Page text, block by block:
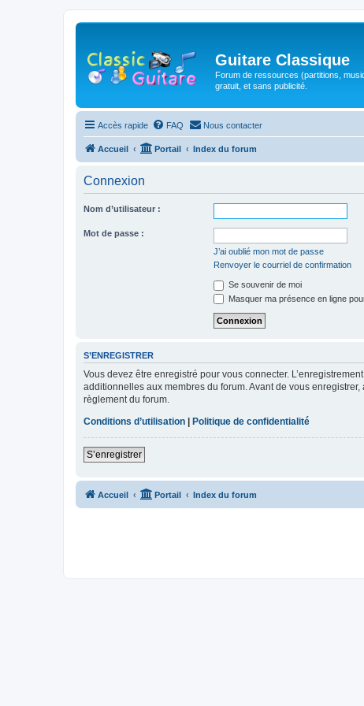
Guitare Classique
Forum de ressources (partitions,
gratuit, et sans publicité.
Accès rapide FAQ Nous contacter
Accueil Portail Index du forum
Connexion
Nom d’utilisateur :
Mot de passe :
J’ai oublié mon mot de passe
Renvoyer le courriel de confirmation
Se souvenir de moi
Masquer ma présence en ligne
S’ENREGISTRER
Vous devez être enregistré pour vous connecter.
additionnelles aux membres du forum. Avant de vous
règlement du forum.
Conditions d’utilisation | Politique de confidentialité
S’enregistrer
Accueil Portail Index du forum